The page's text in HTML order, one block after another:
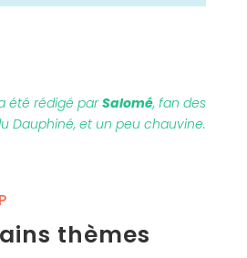
été rédigé parSalomé, fan des
Dauphiné, et un peu chauvine.
thèmes